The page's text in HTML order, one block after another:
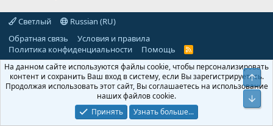
Светлый
Russian (RU)
Обратная связь
Условия и правила
Политика конфиденциальности
Помощь
R
S
На данном сайте используются файлы cookie, чтобы персонализировать
контент и сохранить Ваш вход в систему, если Вы зарегистрируетесь.
Продолжая использовать этот сайт, Вы соглашаетесь на использование
наших файлов cookie.
Принять
Узнать больше...